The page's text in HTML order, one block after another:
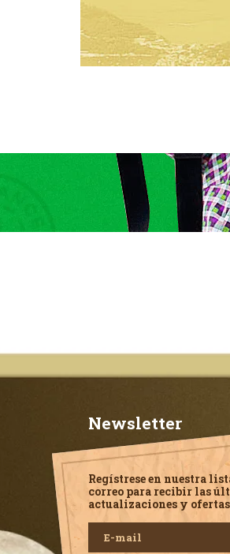
Newsletter
Regístrese en nuestra
correo para recibir las
actualizaciones y